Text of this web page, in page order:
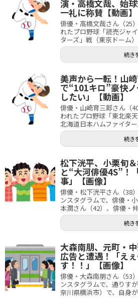
演・高橋文哉、始
一礼に称賛【動画】
俳優・高橋文哉さん（25
れたプロ野球「読売ジャ
ターズ」戦（東京ドーム
続き
美声から一転！山
で“101キロ”豪快
したい」【動画】
俳優・山崎育三郎さん（
われたプロ野球「東北楽
北海道日本ハムファイタ
続き
松下洸平、小栗旬
と“大河俳優4S”！
事」【画像】
俳優・松下洸平さん（38
ンスタグラムで、俳優・
本潤さん（42）、俳優・
続き
大森南朋、元町・
広告と遭遇！「え
す！！」【画像】
俳優・大森南朋さん（53
ンスタグラムで、通りす
奈川県横浜市）で、自身